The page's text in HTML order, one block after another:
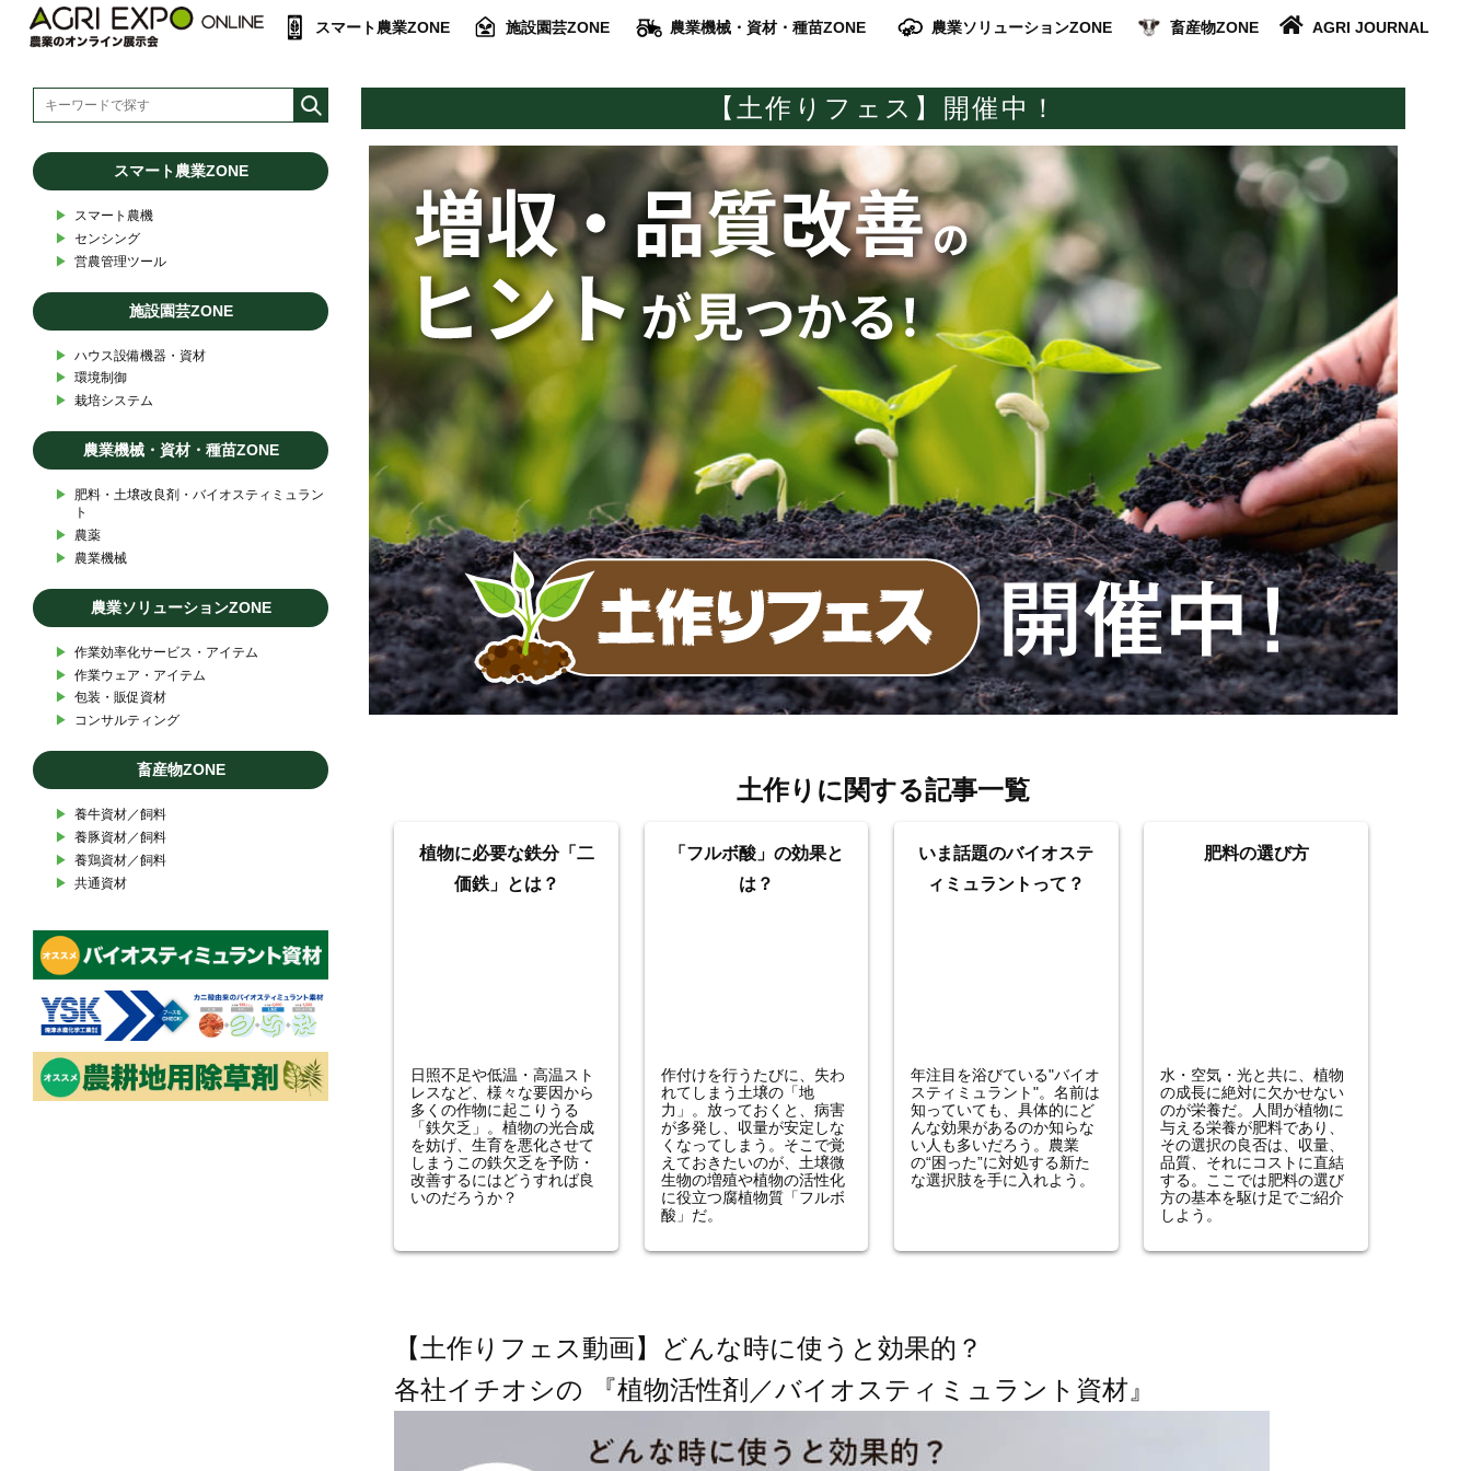
スマート農業ZONE 施設園芸ZONE 農業機械・資材・種苗ZONE 農業ソリューションZONE 畜産物ZONE AGRI JOURNAL
【土作りフェス】開催中！
土作りに関する記事一覧
植物に必要な鉄分「二
価鉄」とは？
日照不足や低温・高温スト
レスなど、様々な要因から
多くの作物に起こりうる
「鉄欠乏」。植物の光合成
を妨げ、生育を悪化させて
しまうこの鉄欠乏を予防・
改善するにはどうすれば良
いのだろうか？
「フルボ酸」の効果と
は？
作付けを行うたびに、失わ
れてしまう土壌の「地
力」。放っておくと、病害
が多発し、収量が安定しな
くなってしまう。そこで覚
えておきたいのが、土壌微
生物の増殖や植物の活性化
に役立つ腐植物質「フルボ
酸」だ。
いま話題のバイオステ
ィミュラントって？
年注目を浴びている"バイオ
スティミュラント"。名前は
知っていても、具体的にど
んな効果があるのか知らな
い人も多いだろう。農業
の“困った”に対処する新た
な選択肢を手に入れよう。
肥料の選び方
水・空気・光と共に、植物
の成長に絶対に欠かせない
のが栄養だ。人間が植物に
与える栄養が肥料であり、
その選択の良否は、収量、
品質、それにコストに直結
する。ここでは肥料の選び
方の基本を駆け足でご紹介
しよう。
【土作りフェス動画】どんな時に使うと効果的？
各社イチオシの 『植物活性剤／バイオスティミュラント資材』
スマート農業ZONE
▶︎
スマート農機
▶︎ センシング
▶︎ 営農管理ツール
施設園芸ZONE
▶︎ ハウス設備機器・資材
▶︎ 環境制御
▶︎ 栽培システム
農業機械・資材・種苗ZONE
▶︎
肥料・土壌改良剤・バイオスティミュラン
ト
▶︎
農薬
▶︎
農業機械
農業ソリューションZONE
▶︎ 作業効率化サービス・アイテム
▶︎ 作業ウェア・アイテム
▶︎ 包装・販促資材
▶︎
コンサルティング
畜産物ZONE
▶︎ 養牛資材／飼料
▶︎ 養豚資材／飼料
▶︎ 養鶏資材／飼料
▶︎ 共通資材